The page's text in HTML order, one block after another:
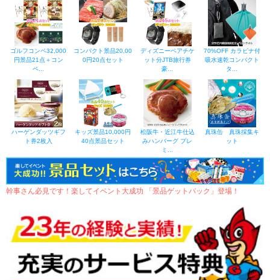
ゴルフコンペ32,000
円景品21点＋コン
ペ...
コンパクト景品20,00
0円20点セット
ディズニーペアチケ
ット分JTB旅行券
豪...
70%OFF カラビナ付
吸水速乾コンパクト
タ...
ハーゲンダッツギフ
ト券2枚入
キッズ景品10,000円
40点景品セット
松阪牛・近江牛仕込
みハンバーグ プレ
ミ...
真珠缶 真珠採集キ
ット
幹事さん必見です！楽してイベント大成功 「景品ゲットパック」登場！